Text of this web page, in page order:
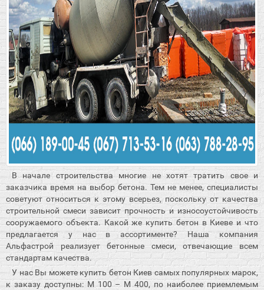
В начале строительства многие не хотят тратить свое и
заказчика время на выбор бетона. Тем не менее, специалисты
советуют относиться к этому всерьез, поскольку от качества
строительной смеси зависит прочность и износоустойчивость
сооружаемого объекта. Какой же купить бетон в Киеве и что
предлагается у нас в ассортименте? Наша компания
Альфастрой реализует бетонные смеси, отвечающие всем
стандартам качества.
У нас Вы можете купить бетон Киев самых популярных марок,
к заказу доступны: М 100 – М 400, по наиболее приемлемым